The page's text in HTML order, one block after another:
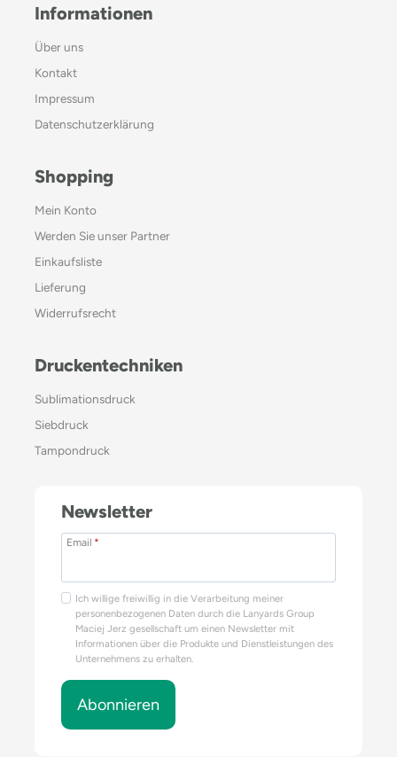
Informationen
Über uns
Kontakt
Impressum
Datenschutzerklärung
Shopping
Mein Konto
Werden Sie unser Partner
Einkaufsliste
Lieferung
Widerrufsrecht
Druckentechniken
Sublimationsdruck
Siebdruck
Tampondruck
Newsletter
Email *
Ich willige freiwillig in die Verarbeitung meiner
personenbezogenen Daten durch die Lanyards Group
Maciej Jerz gesellschaft um einen Newsletter mit
Informationen über die Produkte und Dienstleistungen des
Unternehmens zu erhalten.
Abonnieren